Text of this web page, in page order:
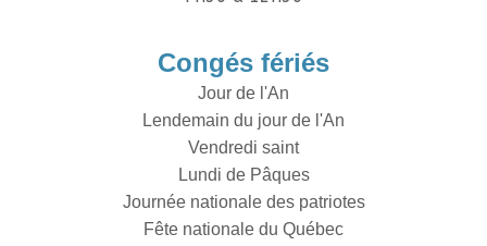
Congés fériés
Jour de l'An
Lendemain du jour de l'An
Vendredi saint
Lundi de Pâques
Journée nationale des patriotes
Fête nationale du Québec